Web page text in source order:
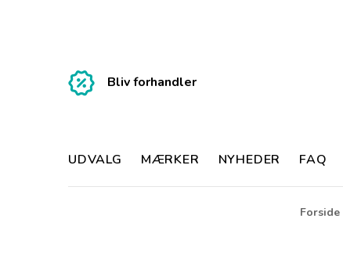
Bliv forhandler
UDVALG MÆRKER NYHEDER FAQ
Forside